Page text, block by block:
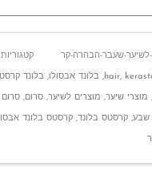
לשיער-שעבר-הבהרה-קר קטגוריות
hair,
, בלונד אבסולו, בלונד
, מוצרי שיער, מוצרים לשיער,סרום,
שבע,קרסטס בלונד,קרסטס בלונד